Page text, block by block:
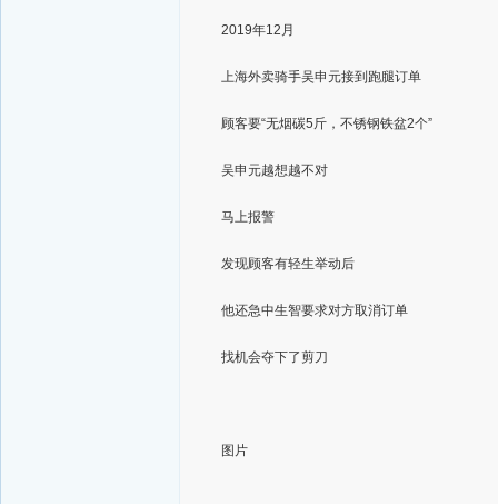
2019年12月
上海外卖骑手吴申元接到跑腿订单
顾客要“无烟碳5斤，不锈钢铁盆2个”
吴申元越想越不对
马上报警
发现顾客有轻生举动后
他还急中生智要求对方取消订单
找机会夺下了剪刀
图片